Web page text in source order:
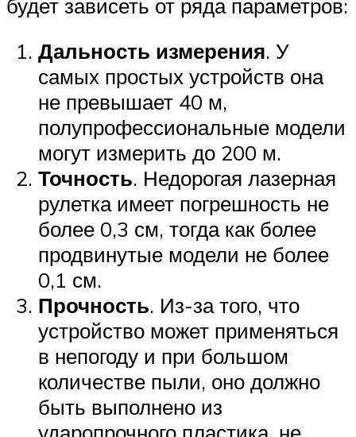
будет зависеть от ряда параметров:
Дальность измерения. У
самых простых устройств она
не превышает 40 м,
полупрофессиональные модели
могут измерить до 200 м.
Точность. Недорогая лазерная
рулетка имеет погрешность не
более 0,3 см, тогда как более
продвинутые модели не более
0,1 см.
Прочность. Из-за того, что
устройство может применяться
в непогоду и при большом
количестве пыли, оно должно
быть выполнено из